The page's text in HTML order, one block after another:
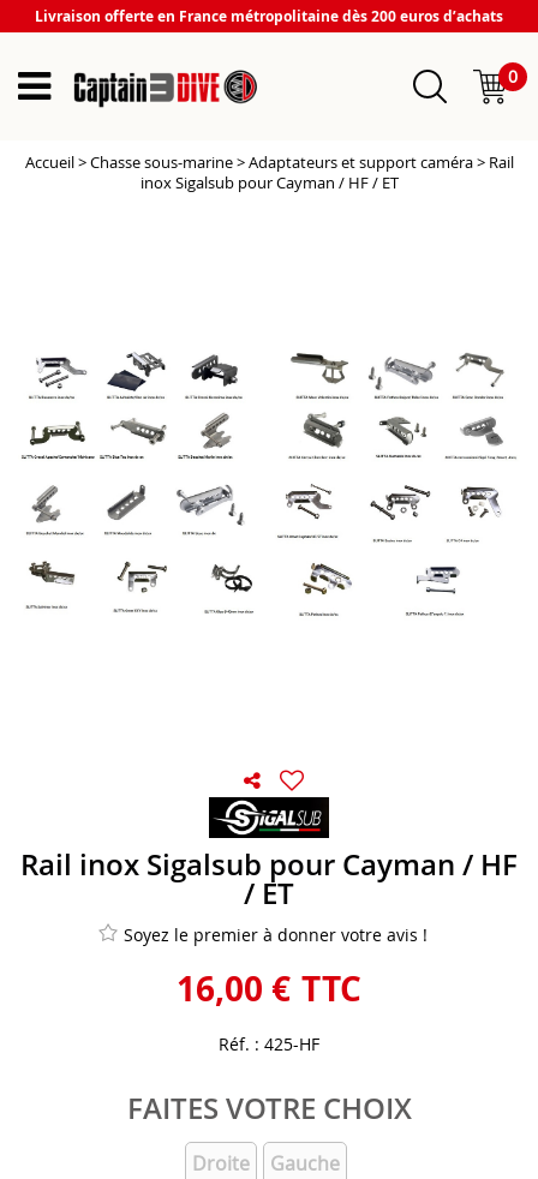
Livraison offerte en France métropolitaine dès 200 euros d’achats
0
Accueil >Chasse sous-marine >Adaptateurs et support caméra > Rail
inox Sigalsub pour Cayman / HF / ET
Rail inox Sigalsub pour Cayman / HF
/ ET
Soyez le premier à donner votre avis !
16,00 € TTC
Réf. : 425-HF
FAITES VOTRE CHOIX
Droite Gauche